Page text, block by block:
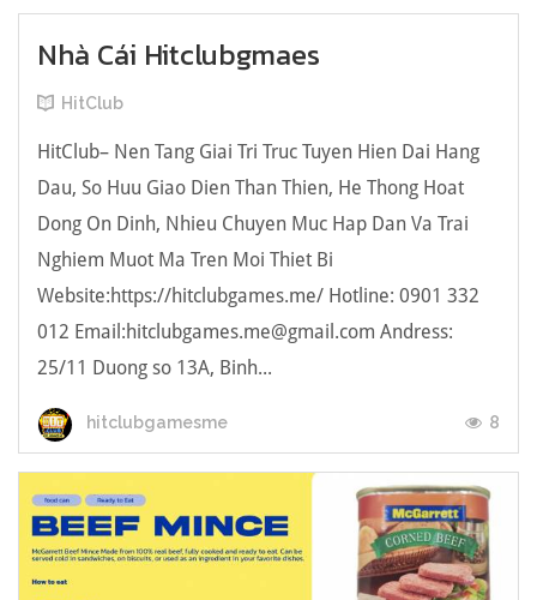
Nhà Cái Hitclubgmaes
HitClub
HitClub– Nen Tang Giai Tri Truc Tuyen Hien Dai Hang
Dau, So Huu Giao Dien Than Thien, He Thong Hoat
Dong On Dinh, Nhieu Chuyen Muc Hap Dan Va Trai
Nghiem Muot Ma Tren Moi Thiet Bi
Website:https://hitclubgames.me/ Hotline: 0901 332
012 Email:hitclubgames.me@gmail.com Andress:
25/11 Duong so 13A, Binh...
hitclubgamesme 8